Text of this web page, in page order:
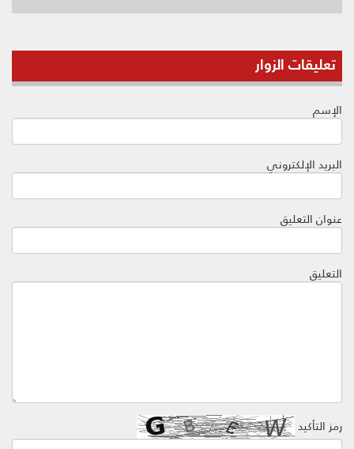
تعليقات الزوار
الإسم
البريد الإلكتروني
عنوان التعليق
التعليق
رمز التأكيد